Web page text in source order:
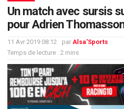
Un match avec sursis
pour Adrien
11 Avr 2019 08:12 par Alsa'Sports
Temps de lecture : 2 mins